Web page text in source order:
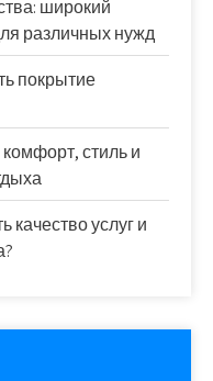
широкий
различных нужд
покрытие
стиль и
качество услуг и